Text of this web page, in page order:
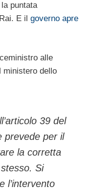
puntata
E il governo apre
alle
ministero dello
39 del
prevede per il
la corretta
Si
l’intervento